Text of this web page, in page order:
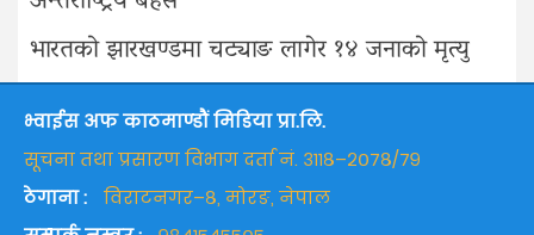
भारतको झारखण्डमा चट्याङ लागेर १४ जनाको मृत्यु
भ्वाईस अफ काठमाण्डौं मिडिया प्रा.लि.
सूचना तथा प्रसारण विभाग दर्ता नं. ३११८–२०७८/७९
ठेगाना :
विराटनगर–८, मोरङ, नेपाल